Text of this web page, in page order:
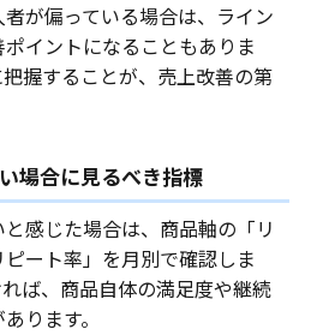
が偏っている場合は、ライン
イントになることもありま
握することが、売上改善の第
場合に見るべき指標
感じた場合は、商品軸の「リ
ート率」を月別で確認しま
ば、商品自体の満足度や継続
ります。